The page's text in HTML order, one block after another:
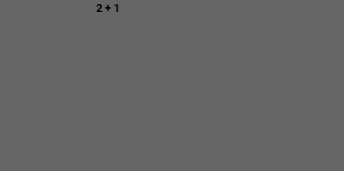
2 + 1